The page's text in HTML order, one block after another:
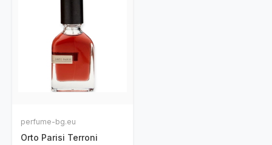
perfume-bg.eu
Orto Parisi Terroni